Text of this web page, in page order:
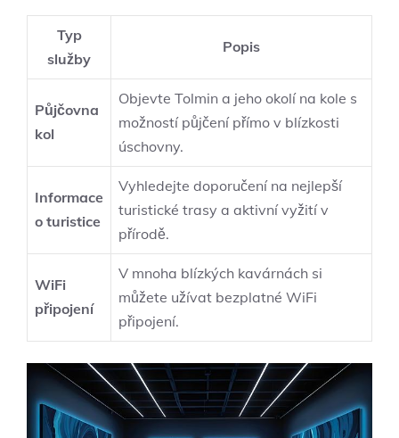
Typ
služby
Popis
Půjčovna
kol
Objevte Tolmin a jeho okolí na kole s
možností půjčení přímo v blízkosti
úschovny.
Informace
o turistice
Vyhledejte doporučení na nejlepší
turistické trasy a aktivní vyžití v
přírodě.
WiFi
připojení
V mnoha blízkých kavárnách si
můžete užívat bezplatné WiFi
připojení.